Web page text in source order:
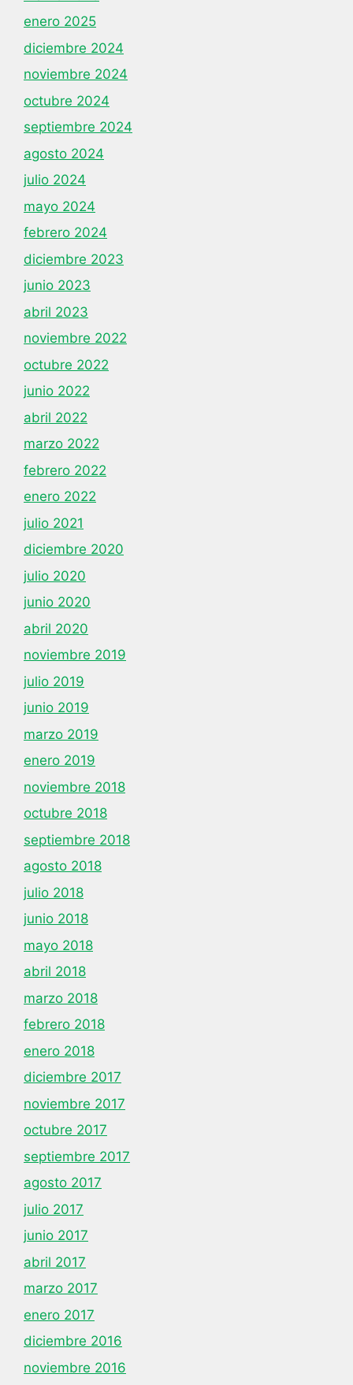
enero 2025
diciembre 2024
noviembre 2024
octubre 2024
septiembre 2024
agosto 2024
julio 2024
mayo 2024
febrero 2024
diciembre 2023
junio 2023
abril 2023
noviembre 2022
octubre 2022
junio 2022
abril 2022
marzo 2022
febrero 2022
enero 2022
julio 2021
diciembre 2020
julio 2020
junio 2020
abril 2020
noviembre 2019
julio 2019
junio 2019
marzo 2019
enero 2019
noviembre 2018
octubre 2018
septiembre 2018
agosto 2018
julio 2018
junio 2018
mayo 2018
abril 2018
marzo 2018
febrero 2018
enero 2018
diciembre 2017
noviembre 2017
octubre 2017
septiembre 2017
agosto 2017
julio 2017
junio 2017
abril 2017
marzo 2017
enero 2017
diciembre 2016
noviembre 2016